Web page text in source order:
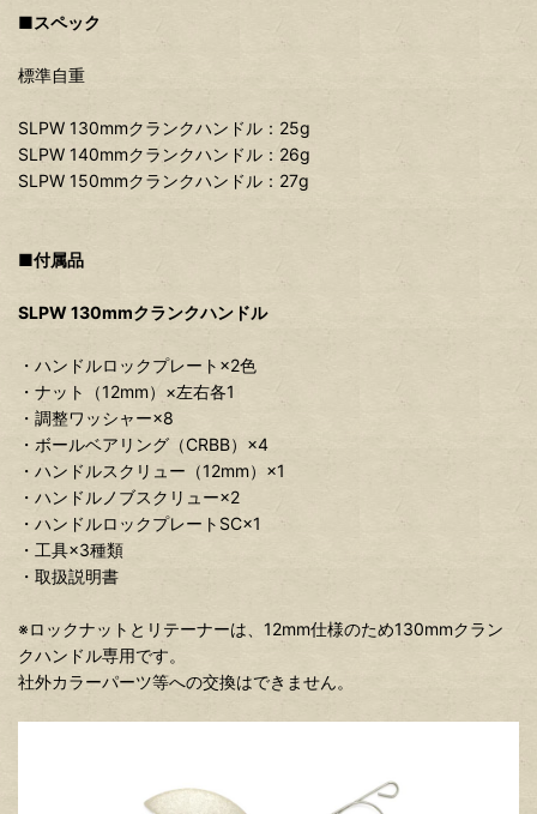
■スペック
標準自重
SLPW 130mmクランクハンドル：25g
SLPW 140mmクランクハンドル：26g
SLPW 150mmクランクハンドル：27g
■付属品
SLPW 130mmクランクハンドル
・ハンドルロックプレート×2色
・ナット（12mm）×左右各1
・調整ワッシャー×8
・ボールベアリング（CRBB）×4
・ハンドルスクリュー（12mm）×1
・ハンドルノブスクリュー×2
・ハンドルロックプレートSC×1
・工具×3種類
・取扱説明書
※ロックナットとリテーナーは、12mm仕様のため130mmクラン
クハンドル専用です。
社外カラーパーツ等への交換はできません。